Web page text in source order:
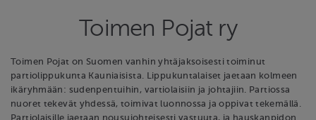
Toimen Pojat ry
Toimen Pojat on Suomen vanhin yhtäjaksoisesti toiminut
partiolippukunta Kauniaisista. Lippukuntalaiset jaetaan kolmeen
ikäryhmään: sudenpentuihin, vartiolaisiin ja johtajiin. Partiossa
nuoret tekevät yhdessä, toimivat luonnossa ja oppivat tekemällä.
Partiolaisille jaetaan nousujohteisesti vastuuta, ja hauskanpidon